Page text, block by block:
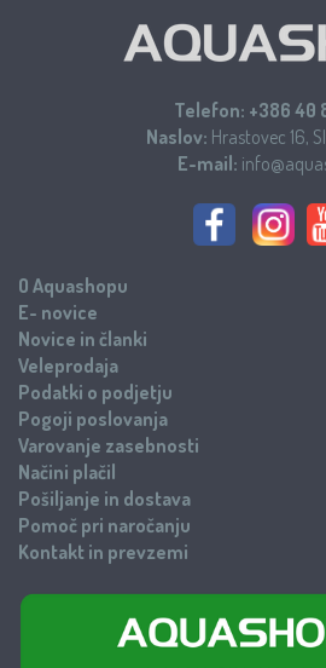
Telefon: +386 40
Naslov: Hrastovec 16,
E-mail:
O Aquashopu
E- novice
Novice in članki
Veleprodaja
Podatki o podjetju
Pogoji poslovanja
Varovanje zasebnosti
Načini plačil
Pošiljanje in dostava
Pomoč pri naročanju
Kontakt in prevzemi